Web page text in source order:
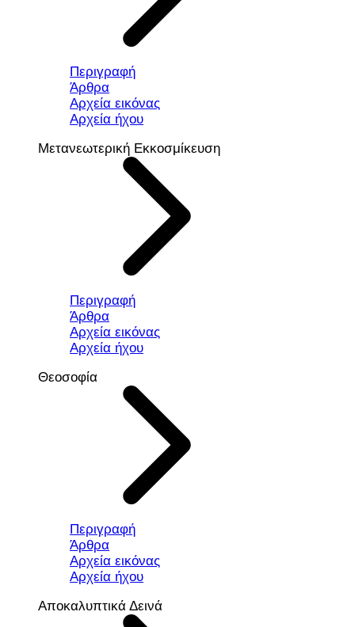
Περιγραφή
Άρθρα
Αρχεία εικόνας
Αρχεία ήχου
Μετανεωτερική Εκκοσμίκευση
Περιγραφή
Άρθρα
Αρχεία εικόνας
Αρχεία ήχου
Θεοσοφία
Περιγραφή
Άρθρα
Αρχεία εικόνας
Αρχεία ήχου
Αποκαλυπτικά Δεινά